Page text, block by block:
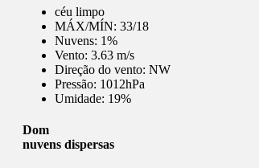
céu limpo
MÁX/MÍN: 33/18
Nuvens: 1%
Vento: 3.63 m/s
Direção do vento: NW
Pressão: 1012hPa
Umidade: 19%
Dom
nuvens dispersas